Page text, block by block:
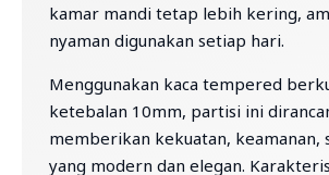
kamar mandi tetap lebih kering,
nyaman digunakan setiap hari.
Menggunakan kaca tempered
ketebalan 10mm, partisi ini
memberikan kekuatan, keamanan,
yang modern dan elegan.